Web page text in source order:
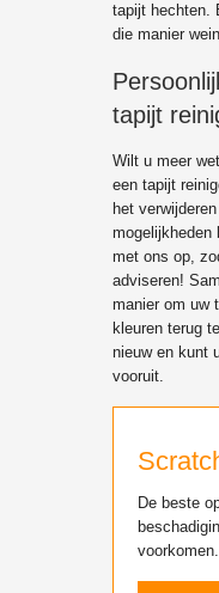
tapijt hechten.
die manier
tapijt
Wilt u meer
een tapijt
het
mogelijkheden
met ons op,
adviseren!
manier om uw
kleuren terug
nieuw en kunt
vooruit.
De beste
voorkomen.